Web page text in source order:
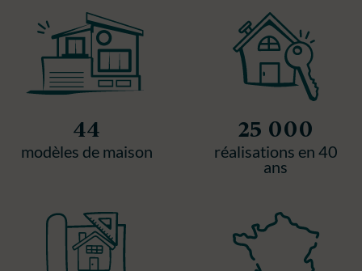
44
modèles de maison
25 000
réalisations en 40
ans